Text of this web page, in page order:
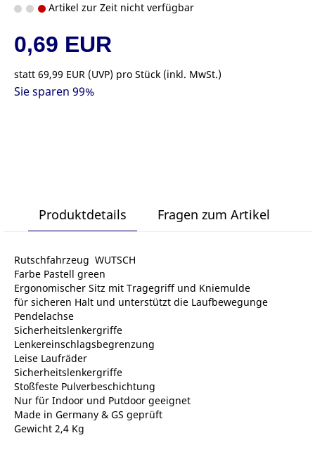
Artikel zur Zeit nicht verfügbar
0,69 EUR
statt 69,99 EUR (UVP) pro Stück (inkl. MwSt.)
Sie sparen 99%
Produktdetails Fragen zum Artikel
Rutschfahrzeug WUTSCH
Farbe Pastell green
Ergonomischer Sitz mit Tragegriff und Kniemulde
für sicheren Halt und unterstützt die Laufbewegunge
Pendelachse
Sicherheitslenkergriffe
Lenkereinschlagsbegrenzung
Leise Laufräder
Sicherheitslenkergriffe
Stoßfeste Pulverbeschichtung
Nur für Indoor und Putdoor geeignet
Made in Germany & GS geprüft
Gewicht 2,4 Kg